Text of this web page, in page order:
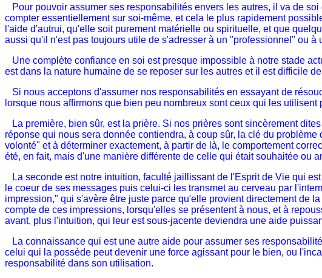
Pour pouvoir assumer ses responsabilités envers les autres, il va de
compter essentiellement sur soi-même, et cela le plus rapidement
l'aide d'autrui, qu'elle soit purement matérielle ou spirituelle, et que
aussi qu'il n'est pas toujours utile de s'adresser à un "professionnel" ou
Une complète confiance en soi est presque impossible à notre stade
est dans la nature humaine de se reposer sur les autres et il est difficile
Si nous acceptons d'assumer nos responsabilités en essayant de
lorsque nous affirmons que bien peu nombreux sont ceux qui les utilisent
La première, bien sûr, est la prière. Si nos prières sont sincèrement
réponse qui nous sera donnée contiendra, à coup sûr, la clé du
volonté" et à déterminer exactement, à partir de là, le comportement
été, en fait, mais d'une manière différente de celle qui était souhaitée ou
La seconde est notre intuition, faculté jaillissant de l'Esprit de Vie qui
le coeur de ses messages puis celui-ci les transmet au cerveau par
impression," qui s'avère être juste parce qu'elle provient directement de
compte de ces impressions, lorsqu'elles se présentent à nous, et à
avant, plus l'intuition, qui leur est sous-jacente deviendra une aide
La connaissance qui est une autre aide pour assumer ses
celui qui la possède peut devenir une force agissant pour le bien, ou
responsabilité dans son utilisation.